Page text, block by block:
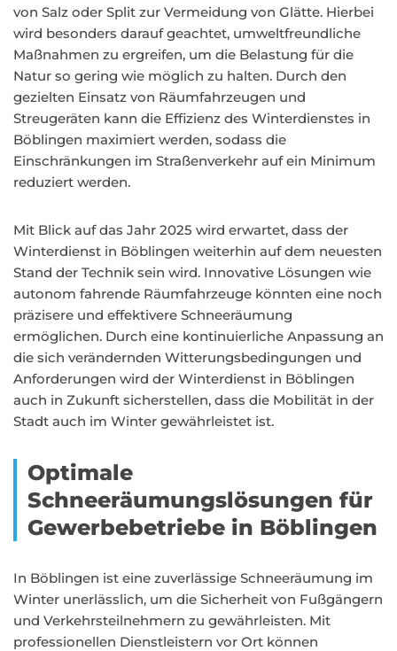
von Salz oder Split zur Vermeidung von Glätte. Hierbei
wird besonders darauf geachtet, umweltfreundliche
Maßnahmen zu ergreifen, um die Belastung für die
Natur so gering wie möglich zu halten. Durch den
gezielten Einsatz von Räumfahrzeugen und
Streugeräten kann die Effizienz des Winterdienstes in
Böblingen maximiert werden, sodass die
Einschränkungen im Straßenverkehr auf ein Minimum
reduziert werden.
Mit Blick auf das Jahr 2025 wird erwartet, dass der
Winterdienst in Böblingen weiterhin auf dem neuesten
Stand der Technik sein wird. Innovative Lösungen wie
autonom fahrende Räumfahrzeuge könnten eine noch
präzisere und effektivere Schneeräumung
ermöglichen. Durch eine kontinuierliche Anpassung an
die sich verändernden Witterungsbedingungen und
Anforderungen wird der Winterdienst in Böblingen
auch in Zukunft sicherstellen, dass die Mobilität in der
Stadt auch im Winter gewährleistet ist.
Optimale
Schneeräumungslösungen für
Gewerbebetriebe in Böblingen
In Böblingen ist eine zuverlässige Schneeräumung im
Winter unerlässlich, um die Sicherheit von Fußgängern
und Verkehrsteilnehmern zu gewährleisten. Mit
professionellen Dienstleistern vor Ort können